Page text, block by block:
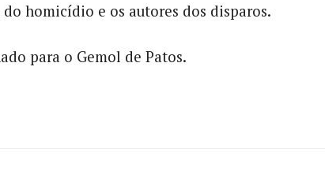
homicídio e os autores dos disparos.
para o Gemol de Patos.